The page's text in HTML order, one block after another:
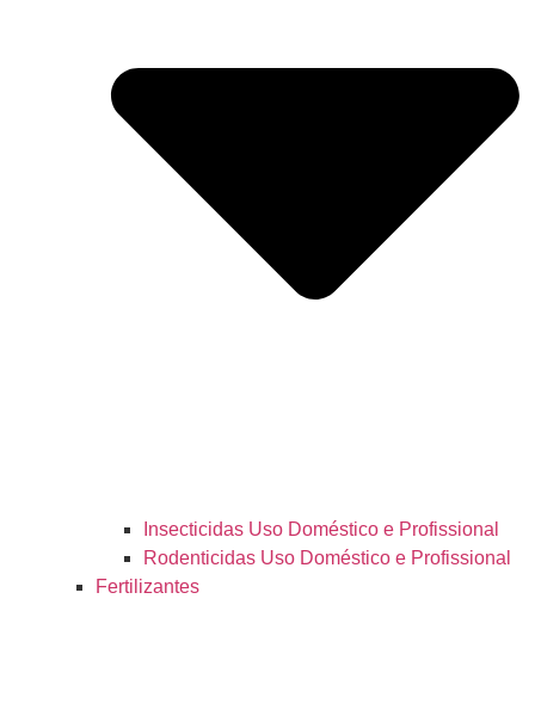
Insecticidas Uso Doméstico e Profissional
Rodenticidas Uso Doméstico e Profissional
Fertilizantes